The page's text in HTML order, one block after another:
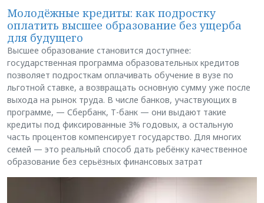
Молодёжные кредиты: как подростку
оплатить высшее образование без ущерба
для будущего
Высшее образование становится доступнее:
государственная программа образовательных кредитов
позволяет подросткам оплачивать обучение в вузе по
льготной ставке, а возвращать основную сумму уже после
выхода на рынок труда. В числе банков, участвующих в
программе, — Сбербанк, Т-банк — они выдают такие
кредиты под фиксированные 3% годовых, а остальную
часть процентов компенсирует государство. Для многих
семей — это реальный способ дать ребёнку качественное
образование без серьёзных финансовых затрат